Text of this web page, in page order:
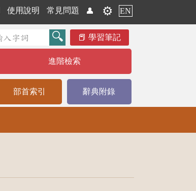
使用說明 常見問題 👤 ⚙️ EN
學習筆記
進階檢索
部首索引 辭典附錄